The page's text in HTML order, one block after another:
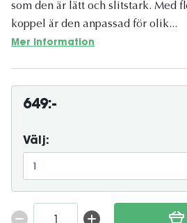
som den är lätt och slitstark. Med
koppel är den anpassad för olik...
Mer information
649:-
Välj: